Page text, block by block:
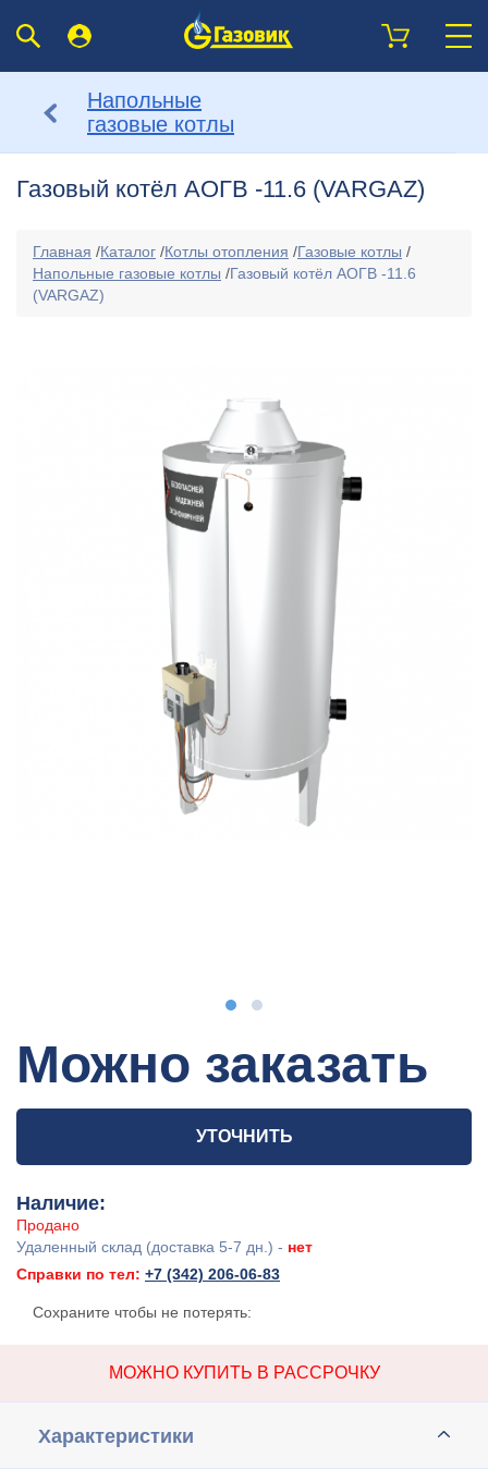
Напольные
газовые котлы
Газовый котёл АОГВ -11.6 (VARGAZ)
Главная /Каталог /Котлы отопления /Газовые котлы /
Напольные газовые котлы /Газовый котёл АОГВ -11.6
(VARGAZ)
Можно заказать
УТОЧНИТЬ
Наличие:
Продано
Удаленный склад (доставка 5-7 дн.) - нет
Справки по тел: +7 (342) 206-06-83
Сохраните чтобы не потерять:
МОЖНО КУПИТЬ В РАССРОЧКУ
Характеристики